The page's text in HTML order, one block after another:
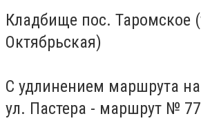
Кладбище пос. Таромское
Октябрьская)
С удлинением маршрута
ул. Пастера - маршрут №